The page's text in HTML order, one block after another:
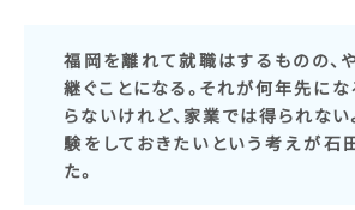
福岡を離れて就職はするものの、
継ぐことになる。それが何年先にな
らないけれど、家業では得られない
験をしておきたいという考えが石
た。